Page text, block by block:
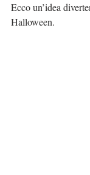
Ecco un’idea
Halloween.